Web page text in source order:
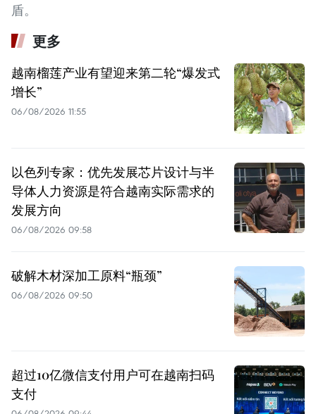
盾。
更多
越南榴莲产业有望迎来第二轮“爆发式
增长”
06/08/2026 11:55
以色列专家：优先发展芯片设计与半
导体人力资源是符合越南实际需求的
发展方向
06/08/2026 09:58
破解木材深加工原料“瓶颈”
06/08/2026 09:50
超过10亿微信支付用户可在越南扫码
支付